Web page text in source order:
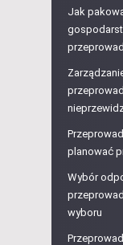
Jak
planować
Wybór
wyboru